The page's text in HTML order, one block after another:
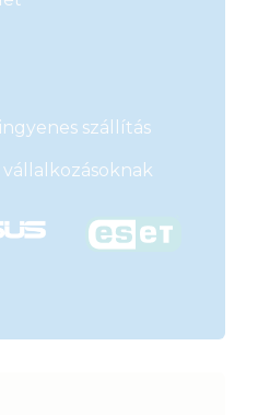
szállítás